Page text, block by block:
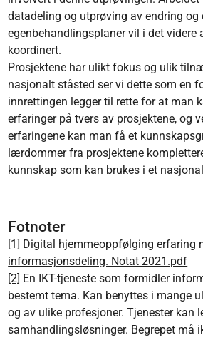
datadeling og utprøving av endring og
egenbehandlingsplaner vil i det videre
koordinert.
Prosjektene har ulikt fokus og ulik
nasjonalt ståsted ser vi dette som en
innrettingen legger til rette for at man
erfaringer på tvers av prosjektene, og
erfaringene kan man få et
lærdommer fra prosjektene
kunnskap som kan brukes i et
Fotnoter
[1] Digital hjemmeoppfølging erfaring
informasjonsdeling. Notat 2021.pdf
[2] En IKT-tjeneste som formidler
bestemt tema. Kan benyttes i mange
og av ulike profesjoner. Tjenester kan
samhandlingsløsninger. Begrepet må